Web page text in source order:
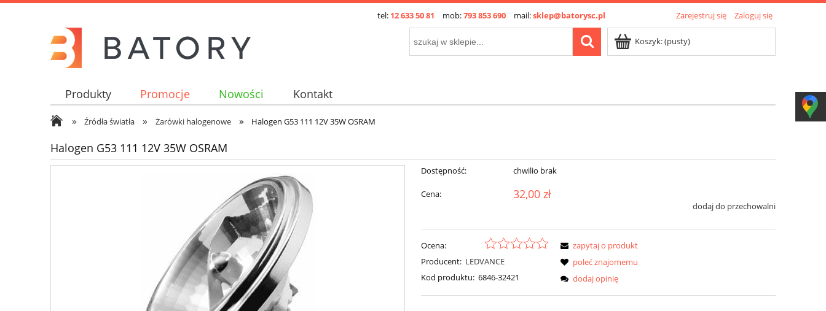
Zarejestruj się Zaloguj się
tel: 12 633 50 81 mob:793 853 690 mail:sklep@batorysc.pl
Koszyk:(pusty)
Produkty Promocje Nowości Kontakt
» Źródła światła » Żarówki halogenowe » Halogen G53 111 12V 35W OSRAM
Halogen G53 111 12V 35W OSRAM
Dostępność: chwilio brak
Cena: 32,00 zł
dodaj do przechowalni
Ocena:
Producent: LEDVANCE
Kod produktu: 6846-32421
zapytaj o produkt
poleć znajomemu
dodaj opinię